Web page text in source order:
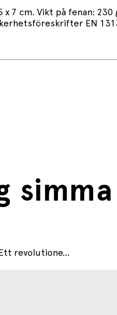
cm. Vikt på fenan:
EN
simma
revolutione...